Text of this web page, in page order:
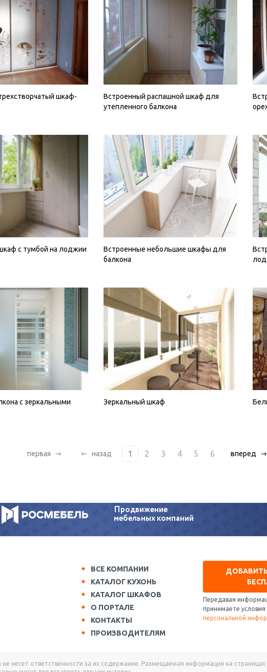
шкаф-
Встроенный распашной шкаф для
утепленного балкона
с тумбой на лоджии
Встроенные небольшие шкафы для
балкона
с зеркальными
Зеркальный шкаф
первая назад 1 2 3 4 5 6 вперед
Продвижение
мебельных компаний
ВСЕ КОМПАНИИ
КАТАЛОГ КУХОНЬ
КАТАЛОГ ШКАФОВ
О ПОРТАЛЕ
КОНТАКТЫ
ПРОИЗВОДИТЕЛЯМ
Передавая
принимаете условия
персональной
несет ответственности за их содержание. Размещаемая информация на